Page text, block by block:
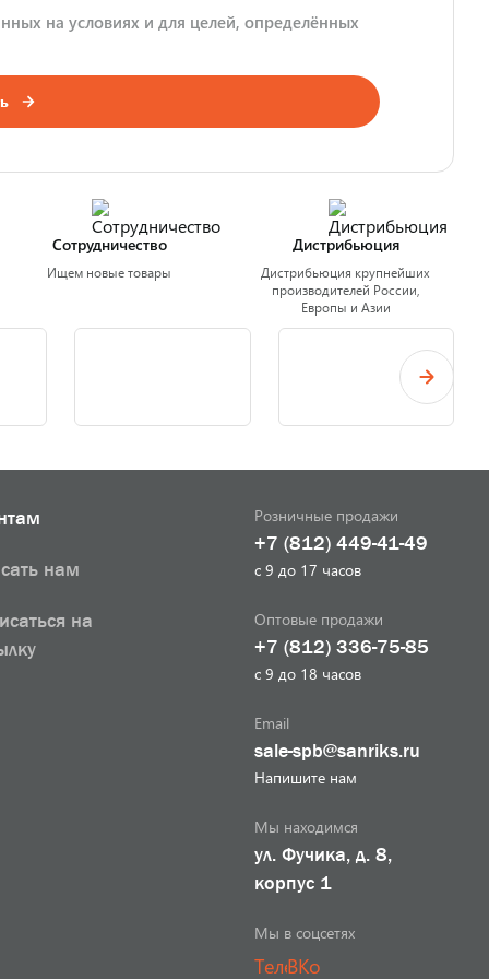
на условиях и для целей, определённых
Сотрудничество
Ищем новые товары
Дистрибьюция
Дистрибьюция крупнейших
производителей России,
Европы и Азии
нам
на
Розничные продажи
+7 (812) 449-41-49
с 9 до 17 часов
Оптовые продажи
+7 (812) 336-75-85
с 9 до 18 часов
Email
sale-spb@sanriks.ru
Напишите нам
Мы находимся
ул. Фучика, д. 8,
корпус 1
Мы в соцсетях
ТелеграмВКонтакте